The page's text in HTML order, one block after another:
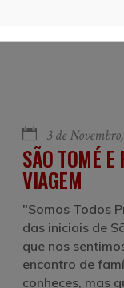
3 de
SÃO TOMÉ
VIAGEM
"Somos Todos
das iniciais de
que nos
encontro de
conheces, mas